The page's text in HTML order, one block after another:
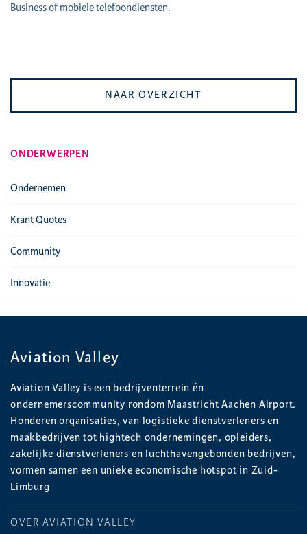
Business of mobiele telefoondiensten.
NAAR OVERZICHT
ONDERWERPEN
Ondernemen
Krant Quotes
Community
Innovatie
Aviation Valley
Aviation Valley is een bedrijventerrein én
ondernemerscommunity rondom Maastricht Aachen Airport.
Honderen organisaties, van logistieke dienstverleners en
maakbedrijven tot hightech ondernemingen, opleiders,
zakelijke dienstverleners en luchthavengebonden bedrijven,
vormen samen een unieke economische hotspot in Zuid-
Limburg
OVER AVIATION VALLEY